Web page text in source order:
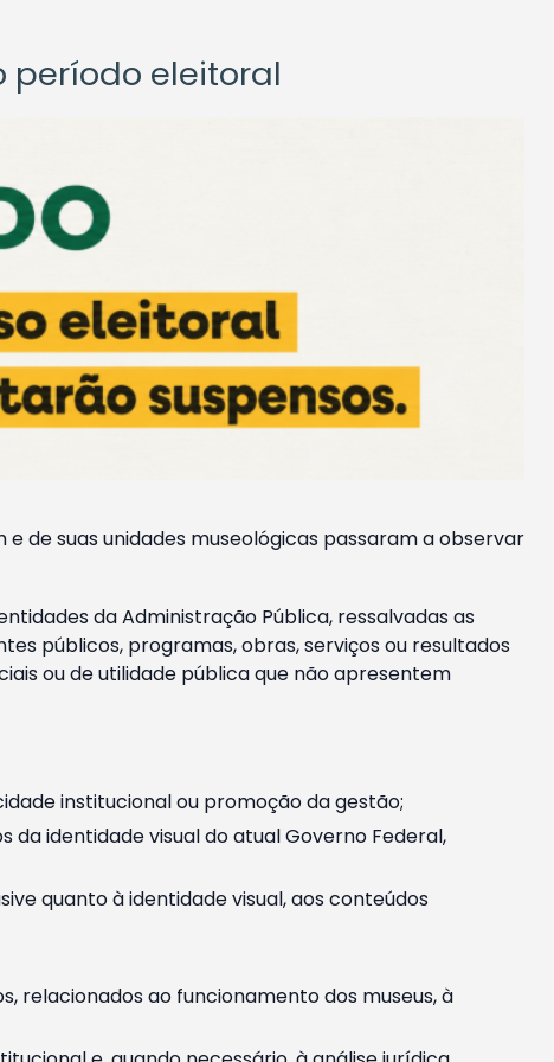
período eleitoral
de suas unidades museológicas passaram a observar
da Administração Pública, ressalvadas as
públicos, programas, obras, serviços ou resultados
ou de utilidade pública que não apresentem
institucional ou promoção da gestão;
identidade visual do atual Governo Federal,
quanto à identidade visual, aos conteúdos
relacionados ao funcionamento dos museus, à